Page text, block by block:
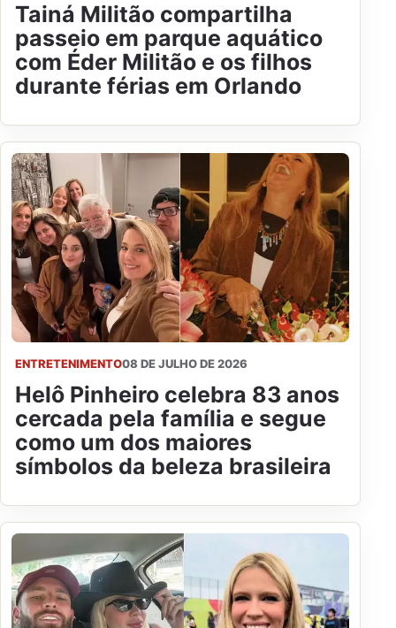
Tainá Militão compartilha
passeio em parque aquático
com Éder Militão e os filhos
durante férias em Orlando
ENTRETENIMENTO08 DE JULHO DE 2026
Helô Pinheiro celebra 83 anos
cercada pela família e segue
como um dos maiores
símbolos da beleza brasileira